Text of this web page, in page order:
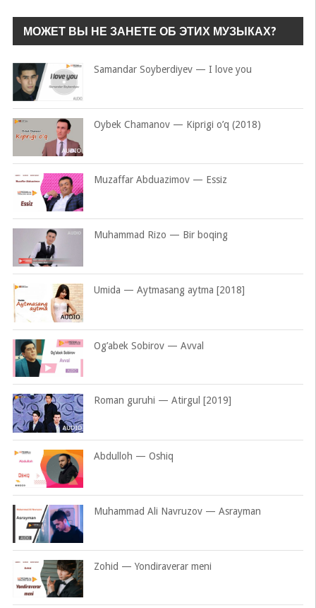
МОЖЕТ ВЫ НЕ ЗАНЕТЕ ОБ ЭТИХ МУЗЫКАХ?
Samandar Soyberdiyev — I love you
Oybek Chamanov — Kiprigi o’q (2018)
Muzaffar Abduazimov — Essiz
Muhammad Rizo — Bir boqing
Umida — Aytmasang aytma [2018]
Og’abek Sobirov — Avval
Roman guruhi — Atirgul [2019]
Abdulloh — Oshiq
Muhammad Ali Navruzov — Asrayman
Zohid — Yondiraverar meni